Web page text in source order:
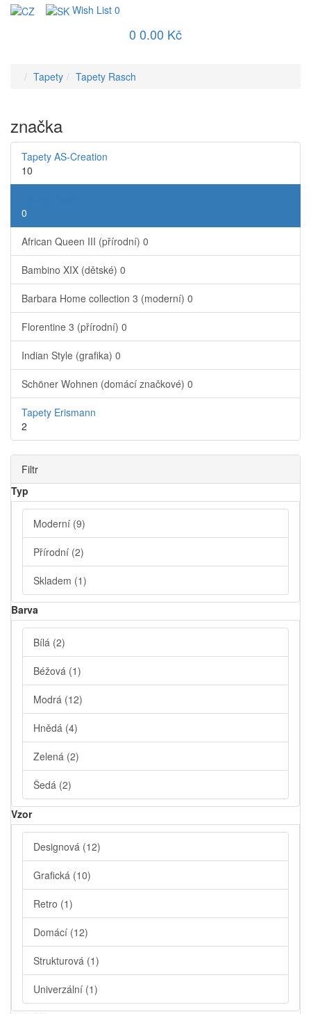
Wish List 0
0 0.00 Kč
Tapety Tapety Rasch
značka
Tapety AS-Creation
10
0
African Queen III (přírodní) 0
Bambino XIX (dětské) 0
Barbara Home collection 3 (moderní) 0
Florentine 3 (přírodní) 0
Indian Style (grafika) 0
Schöner Wohnen (domácí značkové) 0
Tapety Erismann
2
Filtr
Typ
Moderní (9)
Přírodní (2)
Skladem (1)
Barva
Bílá (2)
Béžová (1)
Modrá (12)
Hnědá (4)
Zelená (2)
Šedá (2)
Vzor
Designová (12)
Grafická (10)
Retro (1)
Domácí (12)
Strukturová (1)
Univerzální (1)